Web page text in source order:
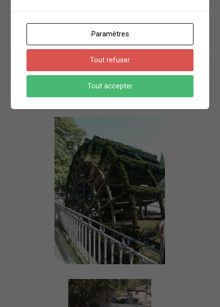
Paramètres
Tout refuser
Tout accepter